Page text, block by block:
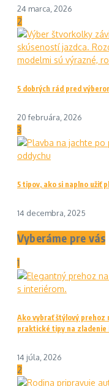
24 marca, 2026
2
5 dobrých rád pred
20 februára, 2026
3
5 tipov, ako si naplno užiť
14 decembra, 2025
Vyberáme pre vás
1
Ako vybrať štýlový prehoz
praktické tipy na zladenie
14 júla, 2026
2